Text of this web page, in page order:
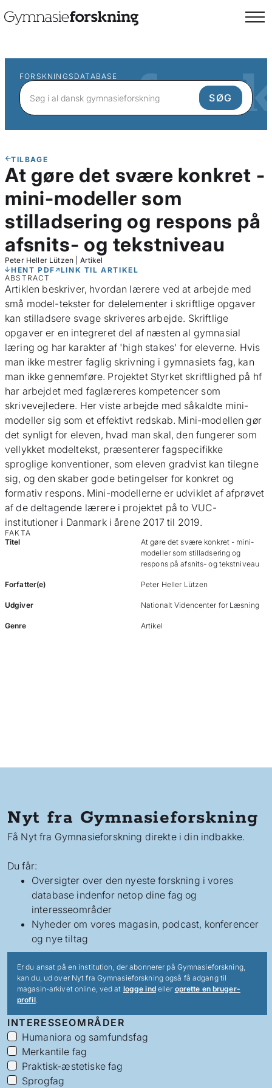
FORSKNINGSDATABASE
TILBAGE
At gøre det svære konkret -
mini-modeller som
stilladsering og respons på
afsnits- og tekstniveau
Peter Heller Lützen
Artikel
HENT PDF
LINK TIL ARTIKEL
ABSTRACT
Artiklen beskriver, hvordan lærere ved at arbejde med
små model-tekster for delelementer i skriftlige opgaver
kan stilladsere svage skriveres arbejde. Skriftlige
opgaver er en integreret del af næsten al gymnasial
læring og har karakter af 'high stakes' for eleverne. Hvis
man ikke mestrer faglig skrivning i gymnasiets fag, kan
man ikke gennemføre. Projektet Styrket skriftlighed på hf
har arbejdet med faglæreres kompetencer som
skrivevejledere. Her viste arbejde med såkaldte mini-
modeller sig som et effektivt redskab. Mini-modellen gør
det synligt for eleven, hvad man skal, den fungerer som
vellykket modeltekst, præsenterer fagspecifikke
sproglige konventioner, som eleven gradvist kan tilegne
sig, og den skaber gode betingelser for konkret og
formativ respons. Mini-modellerne er udviklet af afprøvet
af de deltagende lærere i projektet på to VUC-
institutioner i Danmark i årene 2017 til 2019.
FAKTA
Titel
At gøre det svære konkret - mini-
modeller som stilladsering og
respons på afsnits- og tekstniveau
Forfatter(e) Peter Heller Lützen
Udgiver Nationalt Videncenter for Læsning
Genre Artikel
Nyt fra Gymnasieforskning
Få Nyt fra Gymnasieforskning direkte i din indbakke.
Du får:
Oversigter over den nyeste forskning i vores
database indenfor netop dine fag og
interesseområder
Nyheder om vores magasin, podcast, konferencer
og nye tiltag
Er du ansat på en institution, der abonnerer på Gymnasieforskning,
kan du, ud over Nyt fra Gymnasieforskning også få adgang til
magasin-arkivet online, ved at logge indeller oprette en bruger-
profil.
INTERESSEOMRÅDER
Humaniora og samfundsfag
Merkantile fag
Praktisk-æstetiske fag
Sprogfag